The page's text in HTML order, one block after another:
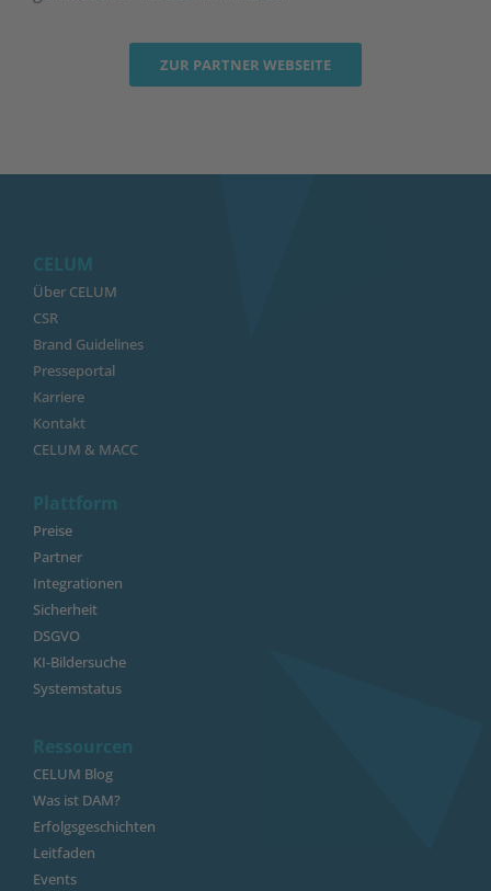
ZUR PARTNER WEBSEITE
CELUM
Über CELUM
CSR
Brand Guidelines
Presseportal
Karriere
Kontakt
CELUM & MACC
Plattform
Preise
Partner
Integrationen
Sicherheit
DSGVO
KI-Bildersuche
Systemstatus
Ressourcen
CELUM Blog
Was ist DAM?
Erfolgsgeschichten
Leitfaden
Events